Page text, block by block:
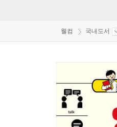
웰컴 국내도서